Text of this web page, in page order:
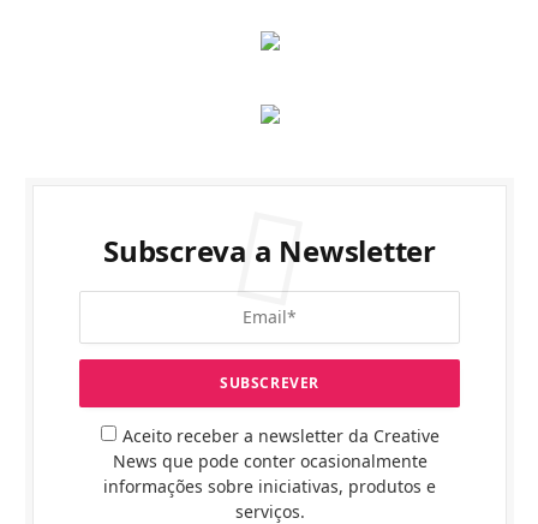
Subscreva a Newsletter
Aceito receber a newsletter da Creative
News que pode conter ocasionalmente
informações sobre iniciativas, produtos e
serviços.